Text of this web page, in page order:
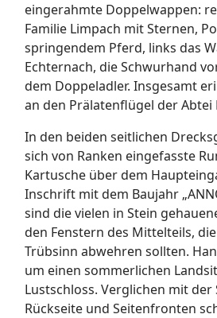
eingerahmte Doppelwappen:
Familie Limpach mit Sternen,
springendem Pferd, links das
Echternach, die Schwurhand
dem Doppeladler. Insgesamt
an den Prälatenflügel der Abtei
In den beiden seitlichen
sich von Ranken eingefasste
Kartusche über dem
Inschrift mit dem Baujahr
sind die vielen in Stein
den Fenstern des Mittelteils,
Trübsinn abwehren sollten.
um einen sommerlichen
Lustschloss. Verglichen mit
Rückseite und Seitenfronten